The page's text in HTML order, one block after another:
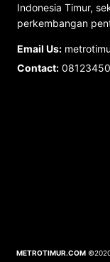
Indonesia Timur,
perkembangan
Email Us:
Contact:
METROTIMUR.COM